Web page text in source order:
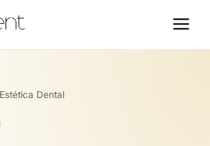
Dental